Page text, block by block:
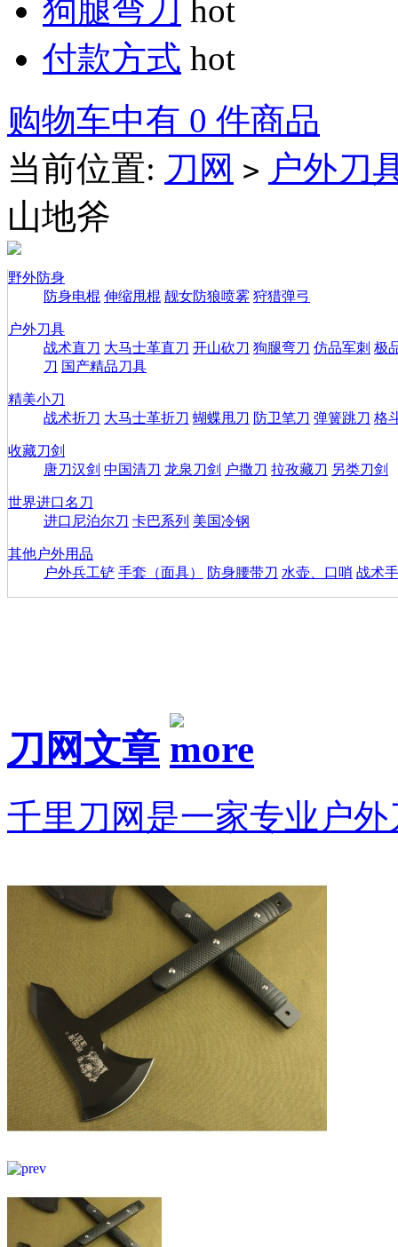
狗腿弯刀 hot
付款方式 hot
购物车中有 0 件商品
当前位置: 刀网 > 户外刀
山地斧
野外防身
防身电棍 伸缩甩棍 靓女防狼喷雾 狩猎弹弓
户外刀具
战术直刀 大马士革直刀 开山砍刀 狗腿弯刀 仿品军刺 极
刀 国产精品刀具
精美小刀
战术折刀 大马士革折刀 蝴蝶甩刀 防卫笔刀 弹簧跳刀 格
收藏刀剑
唐刀汉剑 中国清刀 龙泉刀剑 户撒刀 拉孜藏刀 另类刀剑
世界进口名刀
进口尼泊尔刀 卡巴系列 美国冷钢
其他户外用品
户外兵工铲 手套（面具） 防身腰带刀 水壶、口哨 战术
刀网文章
千里刀网是一家专业户